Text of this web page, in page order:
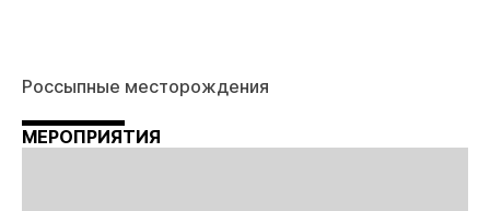
Россыпные месторождения
МЕРОПРИЯТИЯ